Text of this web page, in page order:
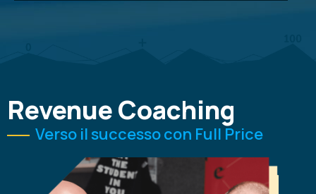
Revenue Coaching​
Verso il successo con Full Price